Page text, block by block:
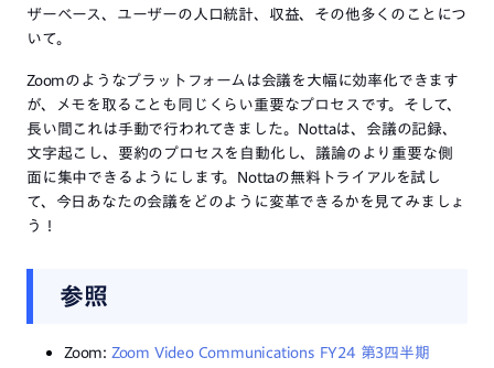
ザーベース、ユーザーの人口統計、収益、その他多くのことにつ
いて。
Zoomのようなプラットフォームは会議を大幅に効率化できます
が、メモを取ることも同じくらい重要なプロセスです。そして、
長い間これは手動で行われてきました。Nottaは、会議の記録、
文字起こし、要約のプロセスを自動化し、議論のより重要な側
面に集中できるようにします。Nottaの無料トライアルを試し
て、今日あなたの会議をどのように変革できるかを見てみましょ
う！
参照
Zoom: Zoom Video Communications FY24 第3四半期